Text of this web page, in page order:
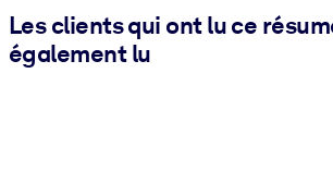
Les clients qui ont lu ce
également lu